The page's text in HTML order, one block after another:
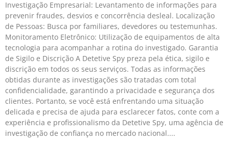
Investigação Empresarial: Levantamento de informações para
prevenir fraudes, desvios e concorrência desleal. Localização
de Pessoas: Busca por familiares, devedores ou testemunhas.
Monitoramento Eletrônico: Utilização de equipamentos de alta
tecnologia para acompanhar a rotina do investigado. Garantia
de Sigilo e Discrição A Detetive Spy preza pela ética, sigilo e
discrição em todos os seus serviços. Todas as informações
obtidas durante as investigações são tratadas com total
confidencialidade, garantindo a privacidade e segurança dos
clientes. Portanto, se você está enfrentando uma situação
delicada e precisa de ajuda para esclarecer fatos, conte com a
experiência e profissionalismo da Detetive Spy, uma agência de
investigação de confiança no mercado nacional.